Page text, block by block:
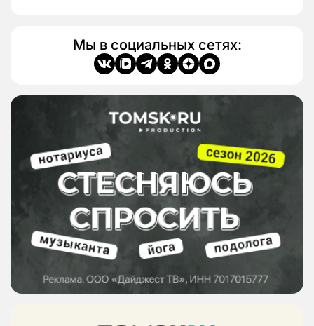
Мы в социальных сетях: